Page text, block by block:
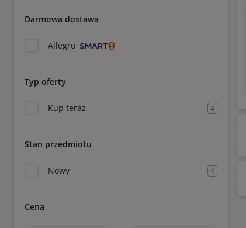
Darmowa dostawa
Allegro
Typ oferty
Kup teraz 4
Stan przedmiotu
Nowy 4
Cena